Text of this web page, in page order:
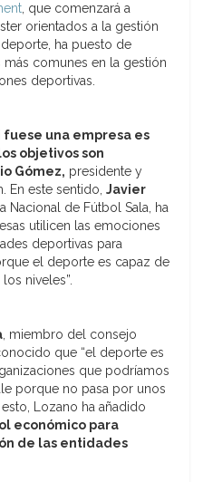
, que comenzará a
orientados a la gestión
ha puesto de
comunes en la gestión
deportivas.
fuese una empresa es
objetivos son
Gómez, presidente y
En este sentido, Javier
Nacional de Fútbol Sala, ha
utilicen las emociones
deportivas para
el deporte es capaz de
niveles”.
, miembro del consejo
que “el deporte es
que podríamos
porque no pasa por unos
Lozano ha añadido
económico para
de las entidades